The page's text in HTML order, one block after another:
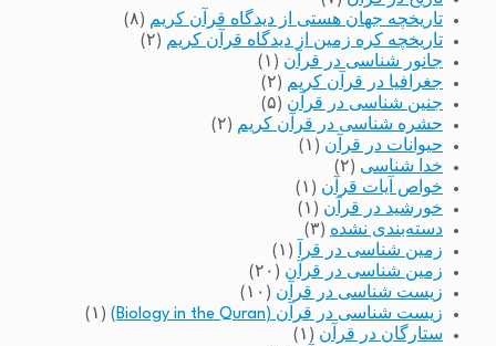
تاریخچه جهان هستی از دیدگاه قرآن کریم (۸)
تاریخچه کره زمین از دیدگاه قرآن کریم (۲)
جانور شناسی در قرآن (۱)
جغرافیا در قرآن کریم (۲)
جنین شناسی در قرآن (۵)
حشره شناسی در قرآن کریم (۲)
حیوانات در قرآن (۱)
خدا شناسی (۲)
خواص آیات قرآن (۱)
خورشید در قرآن (۱)
دسته‌بندی نشده (۳)
زمین شناسی در قرآ
(۱)
زمین شناسی در قرآن (۲۰)
زیست شناسی در قرآن (۱۰)
زیست شناسی در قرآن (Biology in the Quran)
(۱)
ستارگان در قرآن (۱)